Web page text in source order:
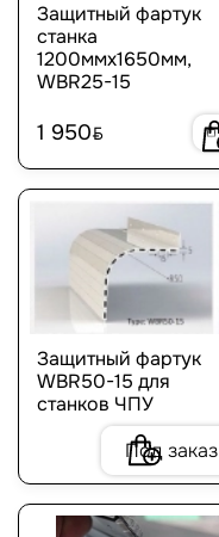
Защитный фартук
станка
1200ммх1650мм,
WBR25-15
1 950BYN
Защитный фартук
WBR50-15 для
станков ЧПУ
Под заказ